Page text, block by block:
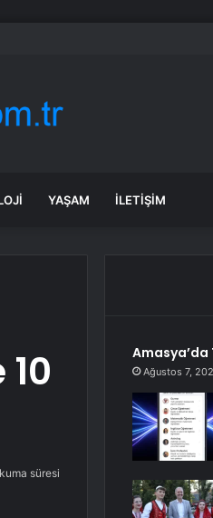
YAŞAM İLETIŞIM
süresi
Ağustos 7,